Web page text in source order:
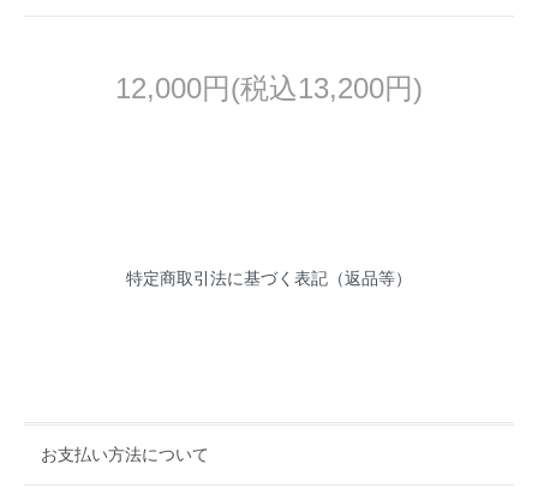
12,000円(税込13,200円)
特定商取引法に基づく表記（返品等）
お支払い方法について